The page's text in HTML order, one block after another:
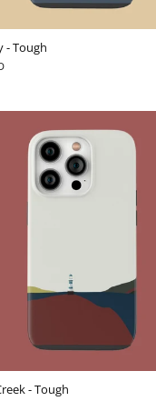
- Tough
- Tough